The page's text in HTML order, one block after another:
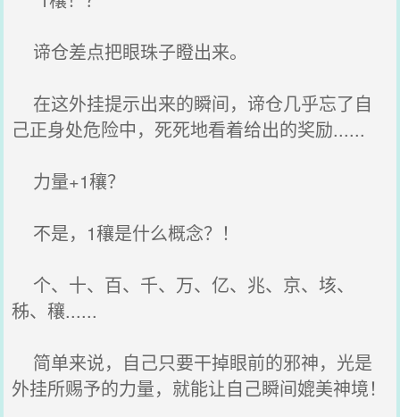
谛仓差点把眼珠子瞪出来。
在这外挂提示出来的瞬间，谛仓几乎忘了自
己正身处危险中，死死地看着给出的奖励......
力量+1穰？
不是，1穰是什么概念？！
个、十、百、千、万、亿、兆、京、垓、
秭、穰......
简单来说，自己只要干掉眼前的邪神，光是
外挂所赐予的力量，就能让自己瞬间媲美神境！